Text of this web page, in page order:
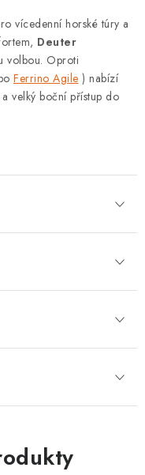
vícedenní horské túry a
Deuter
volbou. Oproti
Ferrino Agile ) nabízí
velký boční přístup do